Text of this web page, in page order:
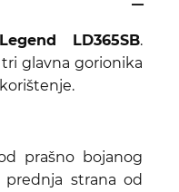
Legend LD365SB.
glavna gorionika
prašno bojanog
strana od